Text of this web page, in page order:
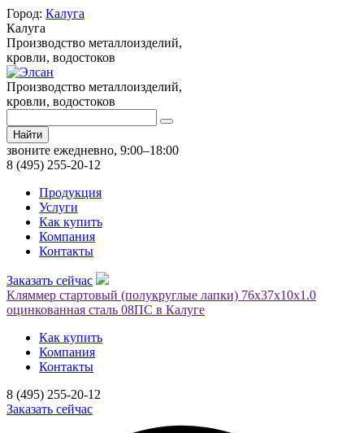
Город: Калуга
Калуга
Производство металлоизделий,
кровли, водостоков
Производство металлоизделий,
кровли, водостоков
Найти
звоните ежедневно, 9:00–18:00
8 (495) 255-20-12
Продукция
Услуги
Как купить
Компания
Контакты
Заказать сейчас
Кляммер стартовый (полукруглые лапки) 76х37х10x1.0
оцинкованная сталь 08ПС в Калуге
Как купить
Компания
Контакты
8 (495) 255-20-12
Заказать сейчас